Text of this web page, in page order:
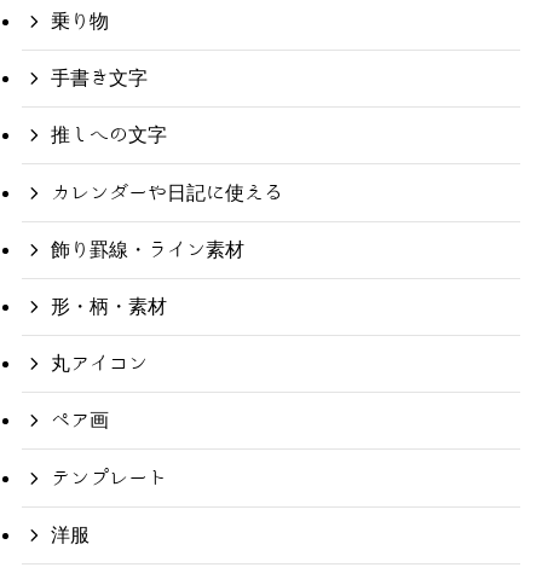
乗り物
手書き文字
推しへの文字
カレンダーや日記に使える
飾り罫線・ライン素材
形・柄・素材
丸アイコン
ペア画
テンプレート
洋服